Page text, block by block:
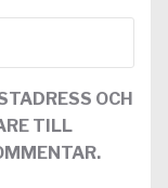
OCH
TILL